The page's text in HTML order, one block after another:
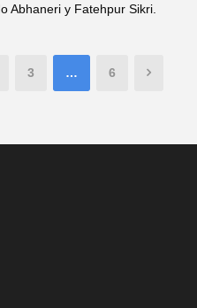
Abhaneri y Fatehpur Sikri.
3 … 6